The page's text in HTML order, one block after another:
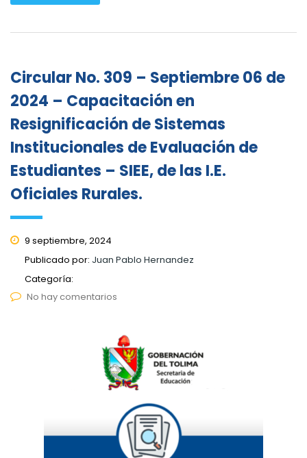
Circular No. 309 – Septiembre 06 de
2024 – Capacitación en
Resignificación de Sistemas
Institucionales de Evaluación de
Estudiantes – SIEE, de las I.E.
Oficiales Rurales.
9 septiembre, 2024
Publicado por: Juan Pablo Hernandez
Categoría:
No hay comentarios